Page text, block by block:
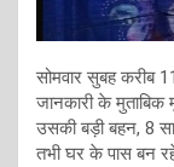
सोमवार सुबह करीब
जानकारी के
उसकी बड़ी बहन, 8
तभी घर के पास बन